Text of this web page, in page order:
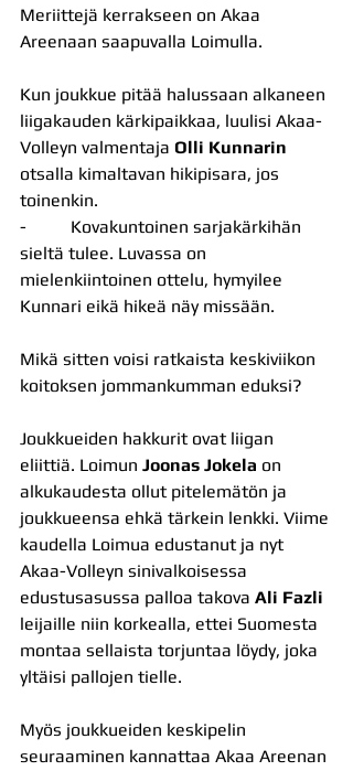
Meriittejä kerrakseen on Akaa
Areenaan saapuvalla Loimulla.
Kun joukkue pitää halussaan alkaneen
liigakauden kärkipaikkaa, luulisi Akaa-
Volleyn valmentaja Olli Kunnarin
otsalla kimaltavan hikipisara, jos
toinenkin.
-          Kovakuntoinen sarjakärkihän
sieltä tulee. Luvassa on
mielenkiintoinen ottelu, hymyilee
Kunnari eikä hikeä näy missään.
Mikä sitten voisi ratkaista keskiviikon
koitoksen jommankumman eduksi?
Joukkueiden hakkurit ovat liigan
eliittiä. Loimun Joonas Jokela on
alkukaudesta ollut pitelemätön ja
joukkueensa ehkä tärkein lenkki. Viime
kaudella Loimua edustanut ja nyt
Akaa-Volleyn sinivalkoisessa
edustusasussa palloa takova Ali Fazli
leijaille niin korkealla, ettei Suomesta
montaa sellaista torjuntaa löydy, joka
yltäisi pallojen tielle.
Myös joukkueiden keskipelin
seuraaminen kannattaa Akaa Areenan